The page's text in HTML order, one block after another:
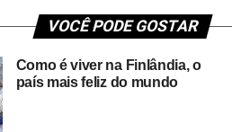
VOCÊ PODE GOSTAR
Como é viver na Finlândia, o
país mais feliz do mundo